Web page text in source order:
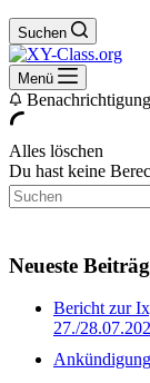
Suchen
Menü
Alles löschen
Du hast keine
Ergebnisse
Neueste
Bericht zur
27./